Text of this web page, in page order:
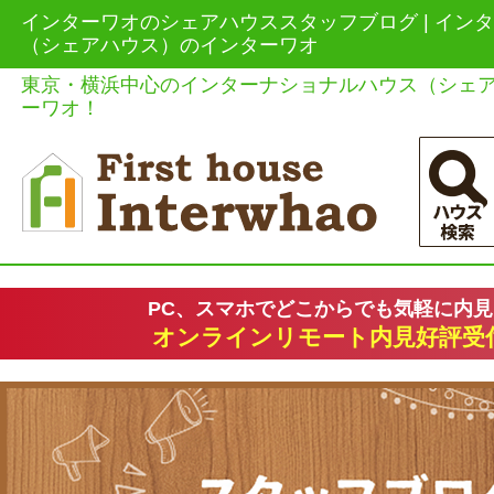
インターワオのシェアハウススタッフブログ | イン
（シェアハウス）のインターワオ
東京・横浜中心のインターナショナルハウス（シェ
ーワオ！
PC、スマホでどこからでも気軽に内
オンラインリモート内見好評受